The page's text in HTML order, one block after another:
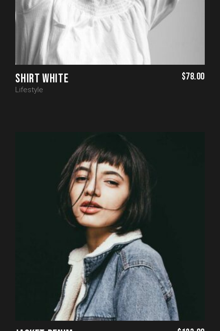
SHIRT WHITE
Lifestyle
$78.00